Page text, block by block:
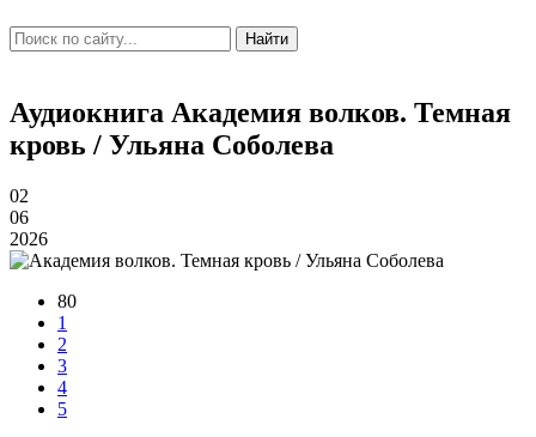
Найти
Аудиокнига Академия волков. Темная
кровь / Ульяна Соболева
02
06
2026
80
1
2
3
4
5